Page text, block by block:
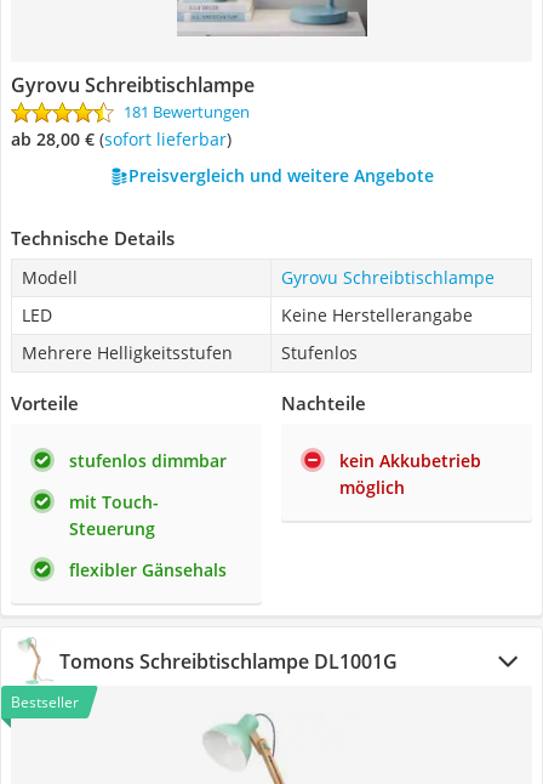
Gyrovu Schreibtischlampe
181 Bewertungen
ab 28,00 € ( Sofort lieferbar)
Preisvergleich und weitere Angebote
Technische Details
Modell
Gyrovu Schreibtischlampe
LED
Keine Herstellerangabe
Mehrere Helligkeitsstufen
Stufenlos
Vorteile
stufenlos dimmbar
mit Touch-
Steuerung
flexibler Gänsehals
Nachteile
kein Akkubetrieb
möglich
Tomons Schreibtischlampe DL1001G
Bestseller